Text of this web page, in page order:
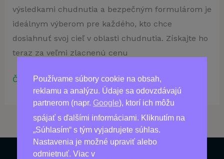
Používame súbory cookie na obsah,
reklamu a analýzu. Údaje sa odovzdávajú
partnerom (napr. Google), ktorí ich môžu
spájať s ďalšími informáciami. Kliknutím na
„Súhlasím“ s tým vyjadrujete súhlas.
Nastavenia je možné upraviť alebo
odmietnuť. Viac v
výsledkami chudnutia a bezpečným formulárom je
ideálnym výberom pre každého, kto chce
dosiahnuť svoj cieľ v oblasti chudnutia. Získajte ho
teraz za veľmi zlacnenú cenu
W-
Najlepšie
riešenie
pre
chudnutie
Čítať viac »